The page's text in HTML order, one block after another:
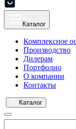
Каталог
Комплексное
Производство
Дилерам
Портфолио
О компании
Контакты
Каталог